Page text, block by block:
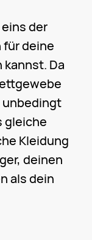
der
deine
Da
unbedingt
gleiche
Kleidung
deinen
als dein